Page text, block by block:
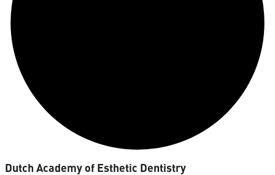
Dutch Academy of Esthetic Dentistry